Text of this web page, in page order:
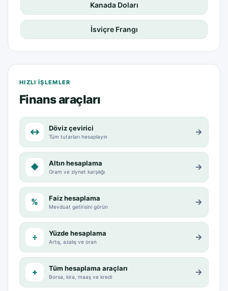
Kanada Doları
İsviçre Frangı
HIZLI IŞLEMLER
Finans araçları
↔ Döviz çevirici
Tüm tutarları hesaplayın →
◆ Altın hesaplama
Gram ve ziynet karşılığı →
% Faiz hesaplama
Mevduat getirisini görün →
÷ Yüzde hesaplama
Artış, azalış ve oran →
+ Tüm hesaplama araçları
Borsa, kira, maaş ve kredi →